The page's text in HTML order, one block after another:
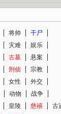
将帅
干尸
灾难
娱乐
古墓
悬案
刑侦
宗教
女性
外交
动物
战争
皇陵 慈禧
古